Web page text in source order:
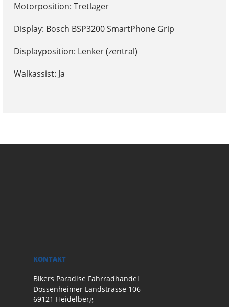
Motorposition: Tretlager
Display: Bosch BSP3200 SmartPhone Grip
Displayposition: Lenker (zentral)
Walkassist: Ja
KONTAKT
Bikers Paradise Fahrradhandel
Dossenheimer Landstrasse 106
69121 Heidelberg